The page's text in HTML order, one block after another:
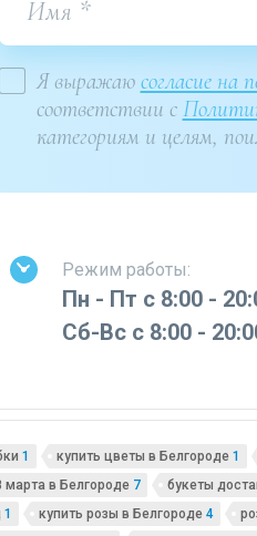
Я выражаю согласие на
соответствии с
категориям и целям,
Режим работы:
Пн - Пт с 8:00 -
Сб-Вс с 8:00 -
1 купить цветы в Белгороде 1
марта в Белгороде 7 букеты
1 купить розы в Белгороде 4